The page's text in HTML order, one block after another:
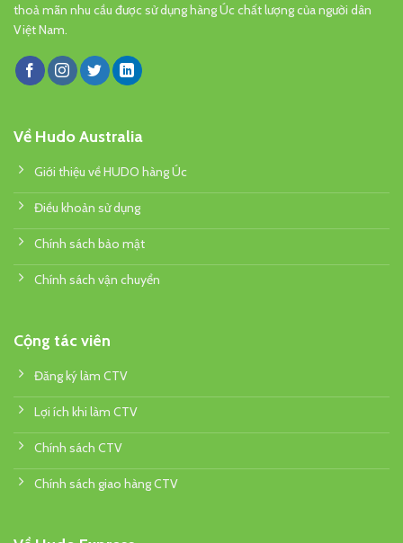
thoả mãn nhu cầu được sử dụng hàng Úc chất lượng của người dân
Việt Nam.
Về Hudo Australia
Giới thiệu về HUDO hàng Úc
Điều khoản sử dụng
Chính sách bảo mật
Chính sách vận chuyển
Cộng tác viên
Đăng ký làm CTV
Lợi ích khi làm CTV
Chính sách CTV
Chính sách giao hàng CTV